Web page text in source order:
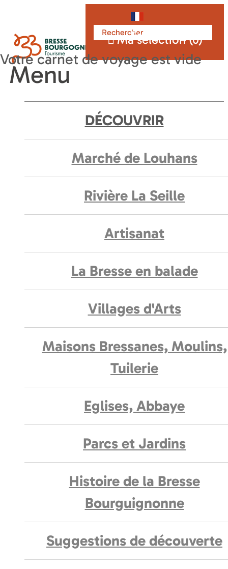
Français
Ma sélection (0)
Menu
DÉCOUVRIR
Marché de Louhans
Rivière La Seille
Artisanat
La Bresse en balade
Villages d'Arts
Maisons Bressanes, Moulins,
Tuilerie
Eglises, Abbaye
Parcs et Jardins
Histoire de la Bresse
Bourguignonne
Suggestions de découverte